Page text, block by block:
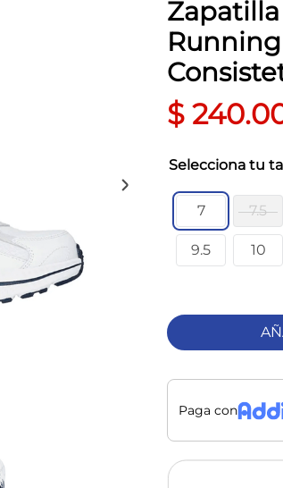
$ 240.
10
7 7.5
9.5
Paga con